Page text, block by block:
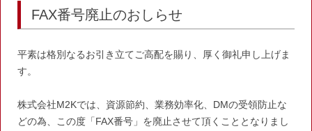
FAX番号廃止のおしらせ
平素は格別なるお引き立てご高配を賜り、厚く御礼申し上げま
す。
株式会社M2Kでは、資源節約、業務効率化、DMの受領防止な
どの為、この度「FAX番号」を廃止させて頂くこととなりまし